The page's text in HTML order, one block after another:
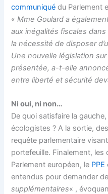
communiqué du Parlement
« Mme Goulard a
aux inégalités fiscales
la nécessité de disposer
Une nouvelle législation
présentée, a-t-elle
entre liberté et sécurité
Ni oui, ni non…
De quoi satisfaire la
écologistes ? A la sortie,
requête parlementaire
portefeuille. Finalement,
Parlement européen, le PPE
entendus pour demander
supplémentaires« ,